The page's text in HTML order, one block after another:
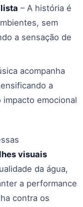
– A história é
sem
a sensação de
acompanha
a
emocional
visuais
da água,
a performance
contra os